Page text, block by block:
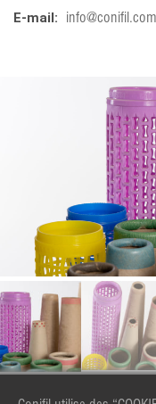
E-mail: info@conifil.com